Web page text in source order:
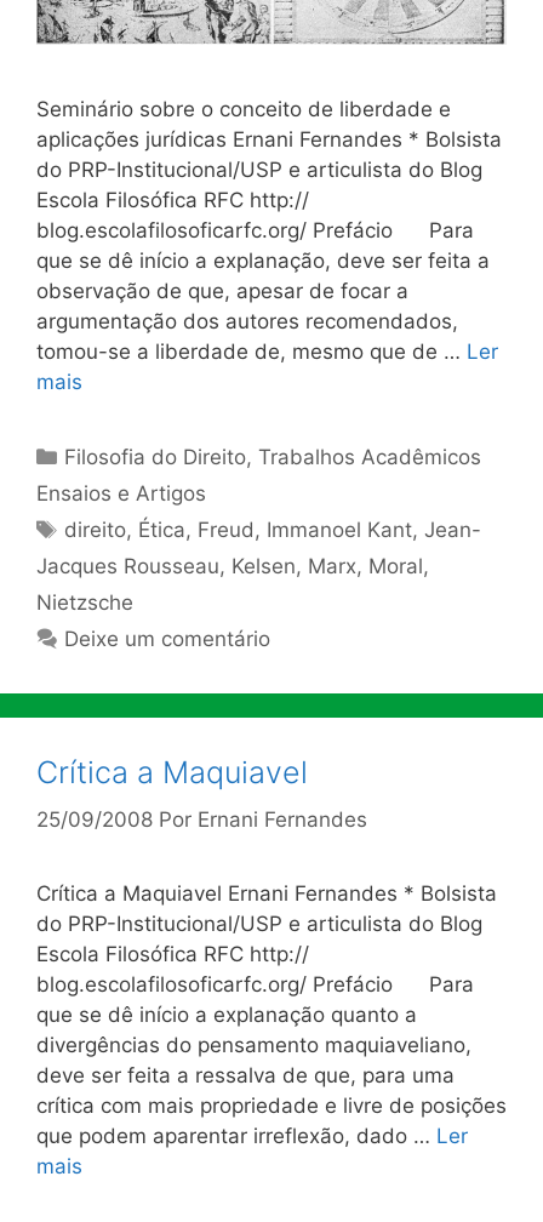
Seminário sobre o conceito de liberdade e
aplicações jurídicas Ernani Fernandes * Bolsista
do PRP-Institucional/USP e articulista do Blog
Escola Filosófica RFC http://
blog.escolafilosoficarfc.org/ Prefácio Para
que se dê início a explanação, deve ser feita a
observação de que, apesar de focar a
argumentação dos autores recomendados,
tomou-se a liberdade de, mesmo que de … Ler
mais
Categorias
Filosofia do Direito,Trabalhos Acadêmicos
Ensaios e Artigos
Tags
direito, Ética, Freud, Immanoel Kant,Jean-
Jacques Rousseau, Kelsen, Marx, Moral,
Nietzsche
Deixe um comentário
Crítica a Maquiavel
25/09/2008 Por Ernani Fernandes
Crítica a Maquiavel Ernani Fernandes * Bolsista
do PRP-Institucional/USP e articulista do Blog
Escola Filosófica RFC http://
blog.escolafilosoficarfc.org/ Prefácio Para
que se dê início a explanação quanto a
divergências do pensamento maquiaveliano,
deve ser feita a ressalva de que, para uma
crítica com mais propriedade e livre de posições
que podem aparentar irreflexão, dado … Ler
mais